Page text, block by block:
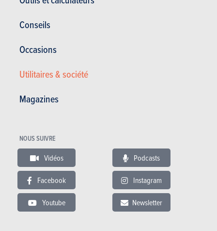
Conseils
Occasions
Utilitaires & société
Magazines
NOUS SUIVRE
Vidéos Podcasts
Facebook Instagram
Youtube Newsletter
Poser la question, c'est y répondre si l’on examine les chiffres
ne se prive pourtant pas la communication officielle de la
marque qui n’hésite pas à citer le génial Sir Alec Issigonis (1906
- 1988), le fondateur de la toute première Mini, fin des années
50.
Il faut admettre que le profil général deux volumes de l’Aceman
n’est pas sans évoquer – de loin – celui de la glorieuse aînée.